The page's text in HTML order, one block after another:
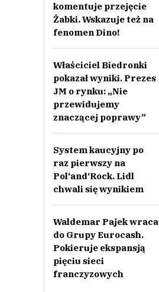
komentuje przejęcie
Żabki. Wskazuje też na
fenomen Dino!
Właściciel Biedronki
pokazał wyniki. Prezes
JM o rynku: „Nie
przewidujemy
znaczącej poprawy”
System kaucyjny po
raz pierwszy na
Pol‘and‘Rock. Lidl
chwali się wynikiem
Waldemar Pajek wraca
do Grupy Eurocash.
Pokieruje ekspansją
pięciu sieci
franczyzowych